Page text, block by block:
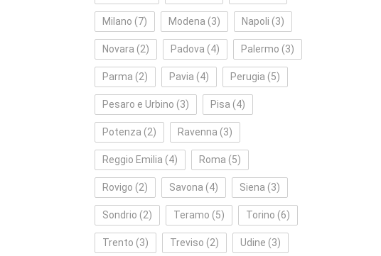
Milano (7) Modena (3) Napoli (3)
Novara (2) Padova (4) Palermo (3)
Parma (2) Pavia (4) Perugia (5)
Pesaro e Urbino (3) Pisa (4)
Potenza (2) Ravenna (3)
Reggio Emilia (4) Roma (5)
Rovigo (2) Savona (4) Siena (3)
Sondrio (2) Teramo (5) Torino (6)
Trento (3) Treviso (2) Udine (3)